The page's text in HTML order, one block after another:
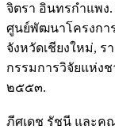
จิตรา อินทรกำแพง
ศูนย์พัฒนาโครงกา
จังหวัดเชียงใหม่,
กรรมการวิจัยแห่ง
๒๕๕๓.
ภีศเดช รัชนี และค